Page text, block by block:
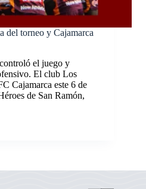
del torneo y Cajamarca
el juego y
El club Los
Cajamarca este 6 de
de San Ramón,